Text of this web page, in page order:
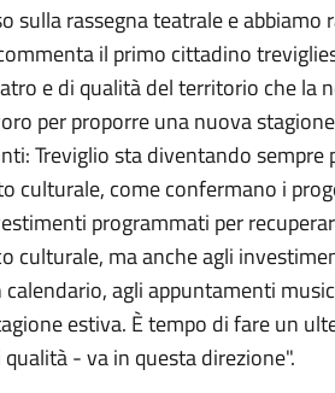
sulla rassegna teatrale e abbiamo
il primo cittadino
e di qualità del territorio che la
per proporre una nuova
Treviglio sta diventando sempre
culturale, come confermano i
programmati per
culturale, ma anche agli
agli appuntamenti
estiva. È tempo di fare un
- va in questa direzione".